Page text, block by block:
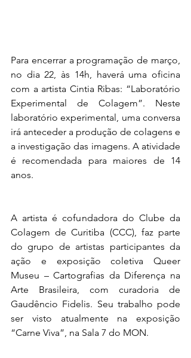
Para encerrar a programação de março,
no dia 22, às 14h, haverá uma oficina
com a artista Cintia Ribas: “Laboratório
Experimental de Colagem”. Neste
laboratório experimental, uma conversa
irá anteceder a produção de colagens e
a investigação das imagens. A atividade
é recomendada para maiores de 14
anos.
A artista é cofundadora do Clube da
Colagem de Curitiba (CCC), faz parte
do grupo de artistas participantes da
ação e exposição coletiva Queer
Museu – Cartografias da Diferença na
Arte Brasileira, com curadoria de
Gaudêncio Fidelis. Seu trabalho pode
ser visto atualmente na exposição
“Carne Viva”, na Sala 7 do MON.